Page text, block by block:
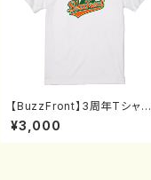
【BuzzFront】3周年Tシャツ
BF(S〜XL)+ピンバッチセット
¥3,000